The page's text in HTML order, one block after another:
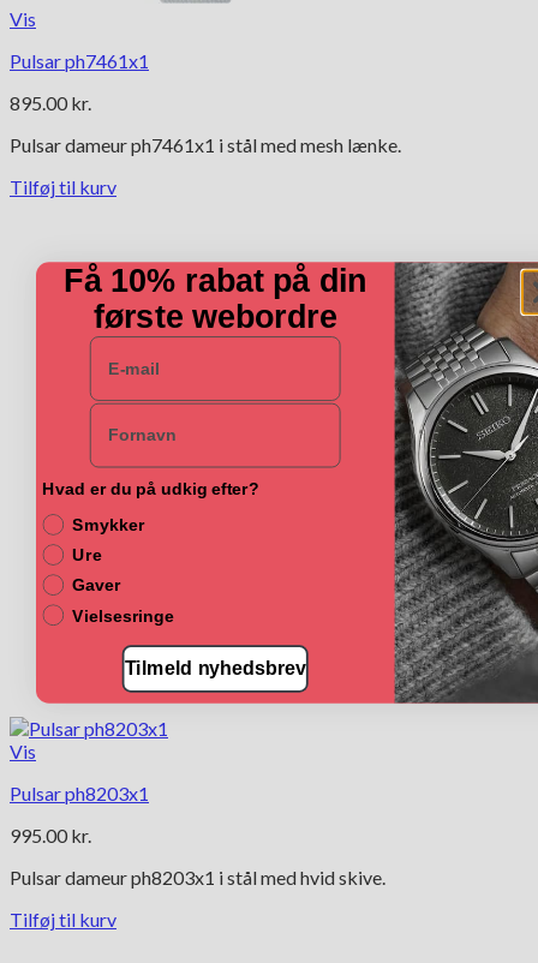
Vis
Pulsar ph7461x1
895.00 kr.
Pulsar dameur ph7461x1 i stål med mesh lænke.
Tilføj til kurv
Vis
Pulsar ph8203x1
995.00 kr.
Pulsar dameur ph8203x1 i stål med hvid skive.
Tilføj til kurv
Få 10% rabat på din
første webordre
E-mail
Navn
Hvad er du på udkig efter?
Smykker
Ure
Gaver
Vielsesringe
Tilmeld nyhedsbrev